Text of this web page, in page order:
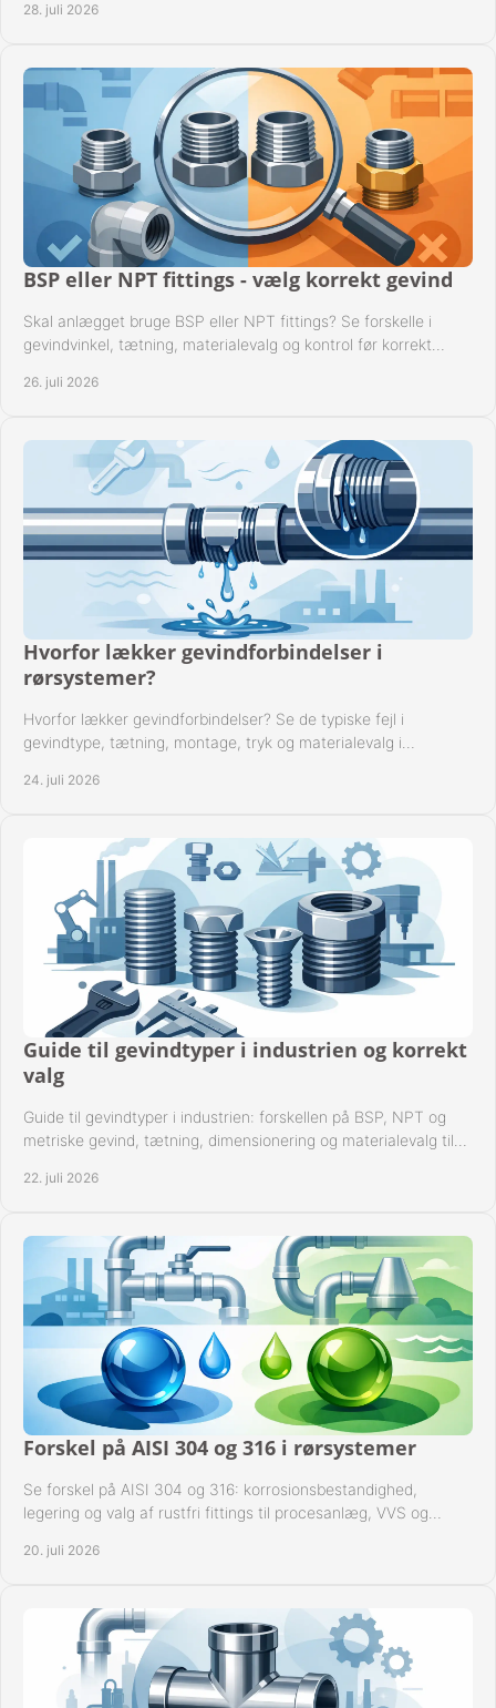
28. juli 2026
BSP eller NPT fittings - vælg korrekt gevind
Skal anlægget bruge BSP eller NPT fittings? Se forskelle i
gevindvinkel, tætning, materialevalg og kontrol før korrekt
26. juli 2026
Hvorfor lækker gevindforbindelser i
rørsystemer?
Hvorfor lækker gevindforbindelser? Se de typiske fejl i
gevindtype, tætning, montage, tryk og materialevalg i
24. juli 2026
Guide til gevindtyper i industrien og korrekt
valg
Guide til gevindtyper i industrien: forskellen på BSP, NPT og
metriske gevind, tætning, dimensionering og materialevalg til
22. juli 2026
Forskel på AISI 304 og 316 i rørsystemer
Se forskel på AISI 304 og 316: korrosionsbestandighed,
legering og valg af rustfri fittings til procesanlæg, VVS og
20. juli 2026